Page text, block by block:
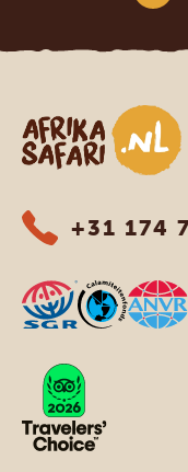
Afrika safari
+31 174